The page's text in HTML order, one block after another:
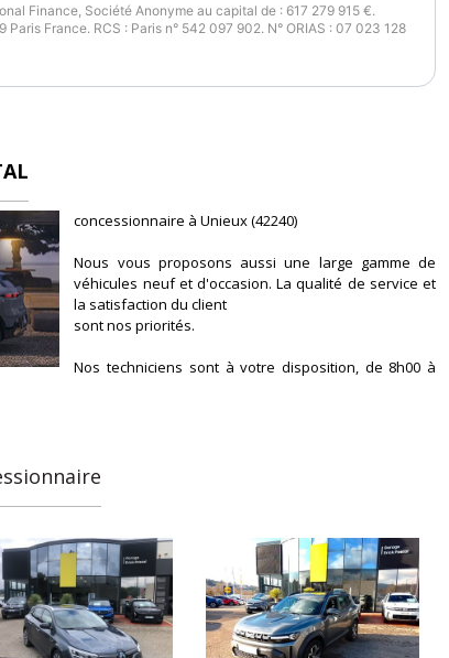
de la pression Capteur sur la jante
Finance, Société Anonyme au capital de : 617 279 915 €.
France. RCS : Paris n° 542 097 902. N° ORIAS : 07 023 128
concessionnaire à Unieux (42240)
Nous vous proposons aussi une large gamme de
véhicules neuf et d'occasion. La qualité de service et
la satisfaction du client
sont nos priorités.
Nos techniciens sont à votre disposition, de 8h00 à
de 14h00 à 19h00 en semaine. Le samedi de 8h30 à
et de 14h00 à 18h00.